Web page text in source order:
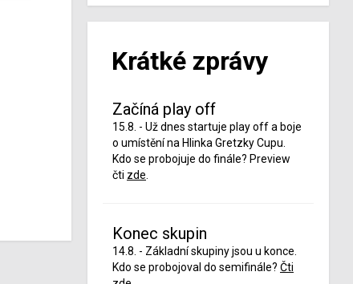
Krátké zprávy
Začíná play off
15.8. - Už dnes startuje play off a boje
o umístění na Hlinka Gretzky Cupu.
Kdo se probojuje do finále? Preview
čti zde
Konec skupin
14.8. - Základní skupiny jsou u konce.
Kdo se probojoval do semifinále? Čti